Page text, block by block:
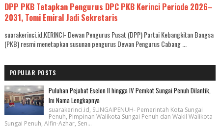
DPP PKB Tetapkan Pengurus DPC PKB Kerinci Periode 2026–
2031, Tomi Emiral Jadi Sekretaris
suarakerinci.id,KERINCI- Dewan Pengurus Pusat (DPP) Partai Kebangkitan Bangsa
(PKB) resmi menetapkan susunan pengurus Dewan Pengurus Cabang ...
POPULAR POSTS
Puluhan Pejabat Eselon II hingga IV Pemkot Sungai Penuh Dilantik,
Ini Nama Lengkapnya
suarakerinci.id, SUNGAIPENUH- Pemerintah Kota Sungai
Penuh, Pimpinan Walikota Sungai Penuh dan Wakil Walikota
Sungai Penuh, Alfin-Azhar, Sen...